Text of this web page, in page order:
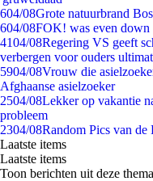
604/08Grote natuurbrand
604/08FOK! was even down
4104/08Regering VS geeft
verbergen voor ouders
5904/08Vrouw die
Afghaanse asielzoeker
2504/08Lekker op vakantie
probleem
2304/08Random Pics van de
Laatste items
Laatste items
Toon berichten uit deze